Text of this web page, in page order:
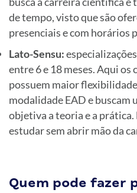
de tempo, visto que são
presenciais e com horários
Lato-Sensu:
entre 6 e 18 meses. Aqui os
possuem maior
modalidade EAD e buscam
objetiva a teoria e a prática.
estudar sem abrir mão da
Quem pode fazer